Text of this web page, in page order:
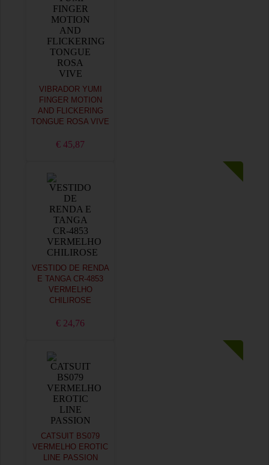
VIBRADOR YUMI
FINGER MOTION
AND FLICKERING
TONGUE ROSA VIVE
€ 45,87
VESTIDO DE RENDA
E TANGA CR-4853
VERMELHO
CHILIROSE
€ 24,76
CATSUIT BS079
VERMELHO EROTIC
LINE PASSION